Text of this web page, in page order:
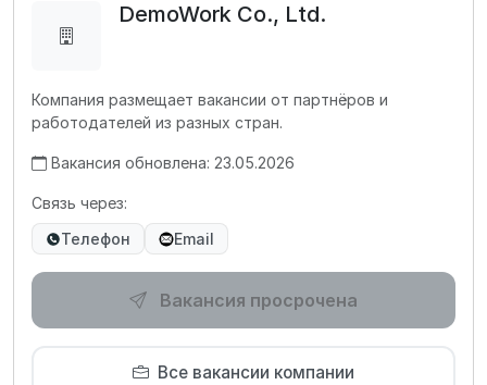
DemoWork Co., Ltd.
Компания размещает вакансии от партнёров и
работодателей из разных стран.
Вакансия обновлена: 23.05.2026
Связь через:
Телефон
Email
Вакансия просрочена
Все вакансии компании